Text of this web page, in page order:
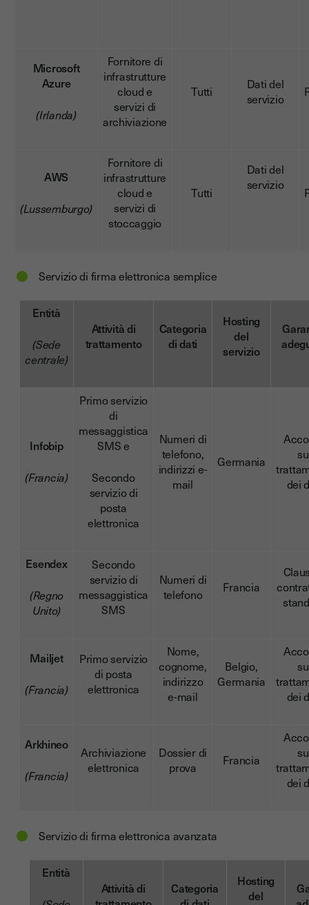
Microsoft
Azure
(Irlanda)
Fornitore di
infrastrutture
cloud e
servizi di
archiviazione
Tutti
Dati del
servizio
AWS
(Lussemburgo)
Fornitore di
infrastrutture
cloud e
servizi di
stoccaggio
Tutti
Dati del
servizio
Servizio di firma elettronica semplice
Entità
(Sede
centrale)
Attività di
trattamento
Categoria
di dati
Hosting
del
servizio
Infobip
(Francia)
Primo servizio
di
messaggistica
SMS e
Secondo
servizio di
posta
elettronica
Numeri di
telefono,
indirizzi e-
mail
Germania
dei
Esendex
(Regno
Unito)
Secondo
servizio di
messaggistica
SMS
Numeri di
telefono
Francia
Mailjet
(Francia)
Primo servizio
di posta
elettronica
Nome,
cognome,
indirizzo
e-mail
Belgio,
Germania
dei
Arkhineo
(Francia)
Archiviazione
elettronica
Dossier di
prova
Francia
dei
Servizio di firma elettronica avanzata
Entità
Attività di
Categoria
Hosting
del